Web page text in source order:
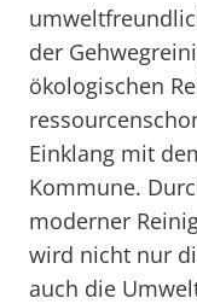
der
ökologischen
Einklang mit
Kommune.
moderner
wird nicht nur
auch die